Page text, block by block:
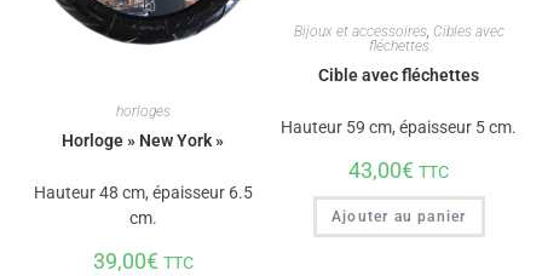
horloges
Horloge » New York »
Hauteur 48 cm, épaisseur 6.5
cm.
39,00€ TTC
Bijoux et accessoires, Cibles avec
fléchettes
Cible avec fléchettes
Hauteur 59 cm, épaisseur 5 cm.
43,00€ TTC
Ajouter au panier